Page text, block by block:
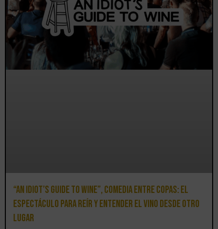
“An Idiot’s Guide to Wine”, comedia entre copas: el
espectáculo para reír y entender el vino desde otro
lugar